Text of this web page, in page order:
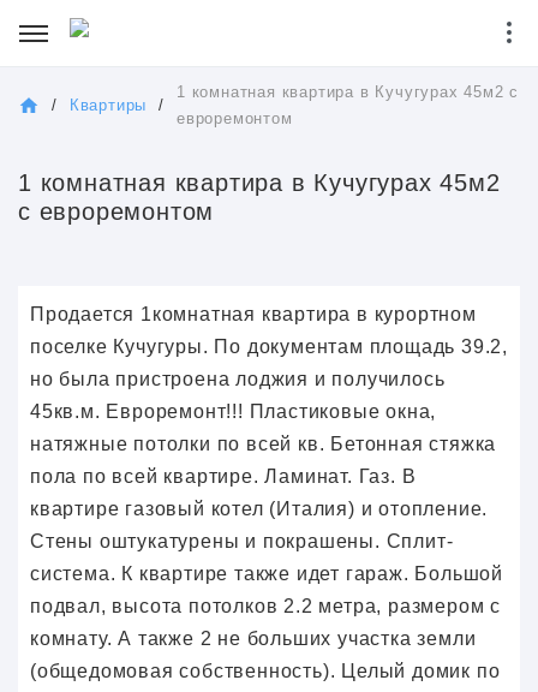
/ Квартиры /
1 комнатная квартира в Кучугурах 45м2 с
евроремонтом
1 комнатная квартира в Кучугурах 45м2
с евроремонтом
Продается 1комнатная квартира в курортном
поселке Кучугуры. По документам площадь 39.2,
но была пристроена лоджия и получилось
45кв.м. Евроремонт!!! Пластиковые окна,
натяжные потолки по всей кв. Бетонная стяжка
пола по всей квартире. Ламинат. Газ. В
квартире газовый котел (Италия) и отопление.
Стены оштукатурены и покрашены. Сплит-
система. К квартире также идет гараж. Большой
подвал, высота потолков 2.2 метра, размером с
комнату. А также 2 не больших участка земли
(общедомовая собственность). Целый домик по